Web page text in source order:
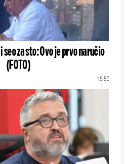
seo za sto: Ovo je prvo naručio
(FOTO)
15:50